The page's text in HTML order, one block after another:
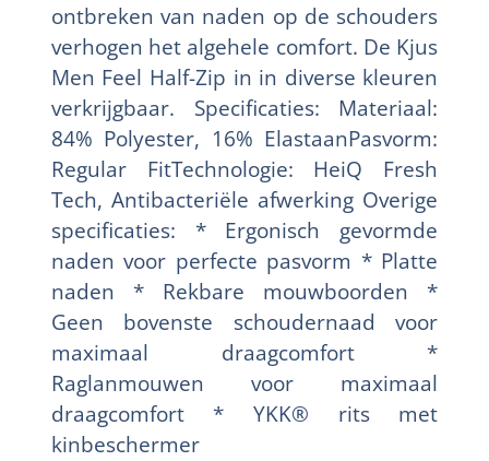
ontbreken van naden op de schouders
verhogen het algehele comfort. De Kjus
Men Feel Half-Zip in in diverse kleuren
verkrijgbaar. Specificaties: Materiaal:
84% Polyester, 16% ElastaanPasvorm:
Regular FitTechnologie: HeiQ Fresh
Tech, Antibacteriële afwerking Overige
specificaties: * Ergonisch gevormde
naden voor perfecte pasvorm * Platte
naden * Rekbare mouwboorden *
Geen bovenste schoudernaad voor
maximaal draagcomfort *
Raglanmouwen voor maximaal
draagcomfort * YKK® rits met
kinbeschermer